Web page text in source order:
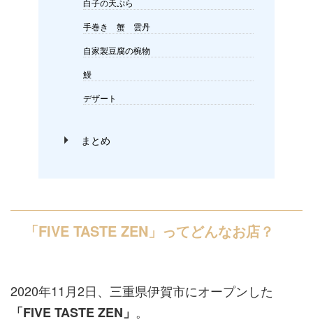
白子の天ぷら
手巻き 蟹 雲丹
自家製豆腐の椀物
鰻
デザート
まとめ
「FIVE TASTE ZEN」 ってどんなお店？
2020年11月2日、三重県伊賀市にオープンした
「FIVE TASTE ZEN」 。